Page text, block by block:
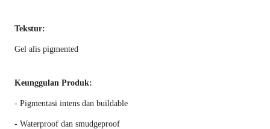
Tekstur:
Gel alis pigmented
Keunggulan Produk:
- Pigmentasi intens dan buildable
- Waterproof dan smudgeproof